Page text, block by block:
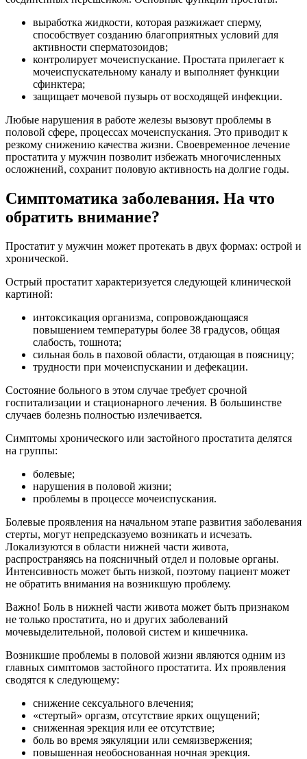
выработка жидкости, которая разжижает сперму,
способствует созданию благоприятных условий для
активности сперматозоидов;
контролирует мочеиспускание. Простата прилегает к
мочеиспускательному каналу и выполняет функции
сфинктера;
защищает мочевой пузырь от восходящей инфекции.
Любые нарушения в работе железы вызовут проблемы в
половой сфере, процессах мочеиспускания. Это приводит к
резкому снижению качества жизни. Своевременное лечение
простатита у мужчин позволит избежать многочисленных
осложнений, сохранит половую активность на долгие годы.
Симптоматика заболевания. На что
обратить внимание?
Простатит у мужчин может протекать в двух формах: острой и
хронической.
Острый простатит характеризуется следующей клинической
картиной:
интоксикация организма, сопровождающаяся
повышением температуры более 38 градусов, общая
слабость, тошнота;
сильная боль в паховой области, отдающая в поясницу;
трудности при мочеиспускании и дефекации.
Состояние больного в этом случае требует срочной
госпитализации и стационарного лечения. В большинстве
случаев болезнь полностью излечивается.
Симптомы хронического или застойного простатита делятся
на группы:
болевые;
нарушения в половой жизни;
проблемы в процессе мочеиспускания.
Болевые проявления на начальном этапе развития заболевания
стерты, могут непредсказуемо возникать и исчезать.
Локализуются в области нижней части живота,
распространяясь на поясничный отдел и половые органы.
Интенсивность может быть низкой, поэтому пациент может
не обратить внимания на возникшую проблему.
Важно! Боль в нижней части живота может быть признаком
не только простатита, но и других заболеваний
мочевыделительной, половой систем и кишечника.
Возникшие проблемы в половой жизни являются одним из
главных симптомов застойного простатита. Их проявления
сводятся к следующему:
снижение сексуального влечения;
«стертый» оргазм, отсутствие ярких ощущений;
сниженная эрекция или ее отсутствие;
боль во время эякуляции или семяизвержения;
повышенная необоснованная ночная эрекция.